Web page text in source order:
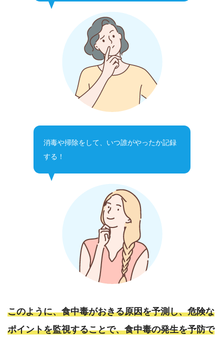
消毒や掃除をして、いつ誰がやったか記録
する！
このように、食中毒がおきる原因を予測し、危険な
ポイントを監視することで、食中毒の発生を予防で